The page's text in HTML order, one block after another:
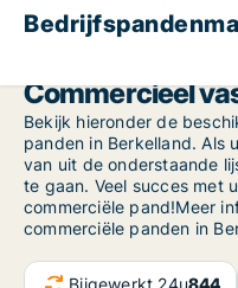
Commercieel
Bekijk hieronder de
panden in Berkelland. Als
van uit de onderstaande
te gaan. Veel succes met
commerciële pand!Meer
commerciële panden in
Bijgewerkt 24u844